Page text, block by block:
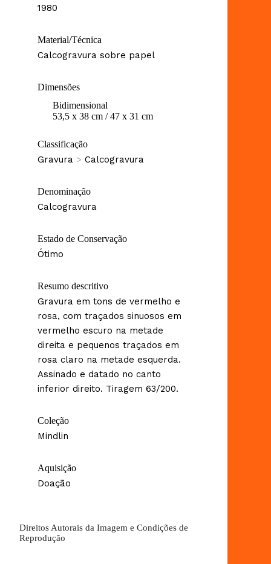
1980
Material/Técnica
Calcogravura sobre papel
Dimensões
Bidimensional
53,5 x 38 cm / 47 x 31 cm
Classificação
Gravura > Calcogravura
Denominação
Calcogravura
Estado de Conservação
Ótimo
Resumo descritivo
Gravura em tons de vermelho e
rosa, com traçados sinuosos em
vermelho escuro na metade
direita e pequenos traçados em
rosa claro na metade esquerda.
Assinado e datado no canto
inferior direito. Tiragem 63/200.
Coleção
Mindlin
Aquisição
Doação
Direitos Autorais da Imagem e Condições de
Reprodução